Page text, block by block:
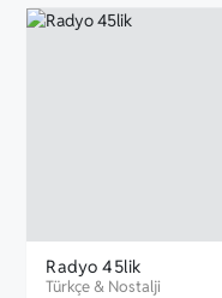
Radyo 45lik
Türkçe& Nostalji